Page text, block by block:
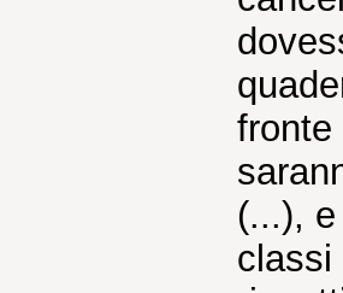
fronte
(...),
classi